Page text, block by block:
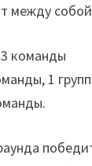
между
команды
1